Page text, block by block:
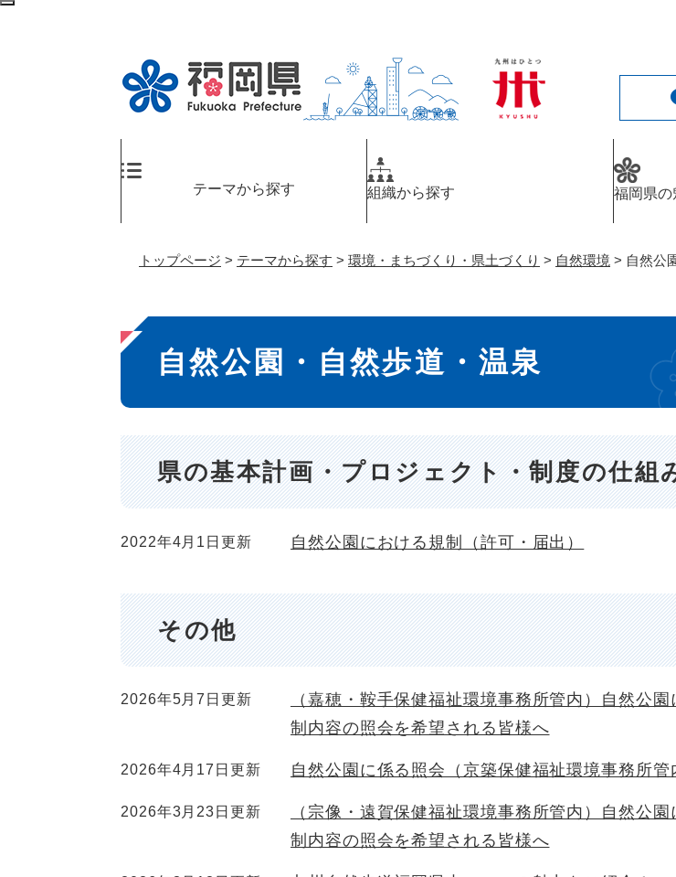
ペ
テーマから探す 組織から探す 福岡県の
トップページ > テーマから探す > 環境・まちづくり・県土づくり > 自然環境 > 自然公
本
文
自然公園・自然歩道・温泉
県の基本計画・プロジェクト・制度の仕組
2022年4月1日更新 自然公園における規制（許可・届出）
その他
2026年5月7日更新
（嘉穂・鞍手保健福祉環境事務所管内）自然公
制内容の照会を希望される皆様へ
2026年4月17日更新 自然公園に係る照会（京築保健福祉環境事務所管
2026年3月23日更新
（宗像・遠賀保健福祉環境事務所管内）自然公
制内容の照会を希望される皆様へ